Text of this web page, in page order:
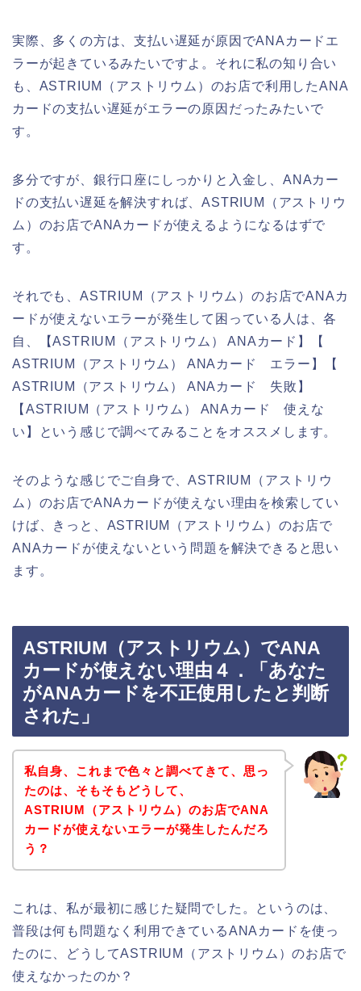
実際、多くの方は、支払い遅延が原因でANAカードエ
ラーが起きているみたいですよ。それに私の知り合い
も、ASTRIUM（アストリウム）のお店で利用したANA
カードの支払い遅延がエラーの原因だったみたいで
す。
多分ですが、銀行口座にしっかりと入金し、ANAカー
ドの支払い遅延を解決すれば、ASTRIUM（アストリウ
ム）のお店でANAカードが使えるようになるはずで
す。
それでも、ASTRIUM（アストリウム）のお店でANAカ
ードが使えないエラーが発生して困っている人は、各
自、【ASTRIUM（アストリウム） ANAカード】【
ASTRIUM（アストリウム） ANAカード エラー】【
ASTRIUM（アストリウム） ANAカード 失敗】
【ASTRIUM（アストリウム） ANAカード 使えな
い】という感じで調べてみることをオススメします。
そのような感じでご自身で、ASTRIUM（アストリウ
ム）のお店でANAカードが使えない理由を検索してい
けば、きっと、ASTRIUM（アストリウム）のお店で
ANAカードが使えないという問題を解決できると思い
ます。
ASTRIUM（アストリウム）でANA
カードが使えない理由４．「あなた
がANAカードを不正使用したと判断
された」
私自身、これまで色々と調べてきて、思っ
たのは、そもそもどうして、
ASTRIUM（アストリウム）のお店でANA
カードが使えないエラーが発生したんだろ
う？
これは、私が最初に感じた疑問でした。というのは、
普段は何も問題なく利用できているANAカードを使っ
たのに、どうしてASTRIUM（アストリウム）のお店で
使えなかったのか？